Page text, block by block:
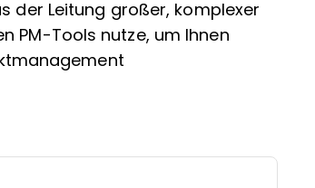
der Leitung großer, komplexer
PM-Tools nutze, um Ihnen